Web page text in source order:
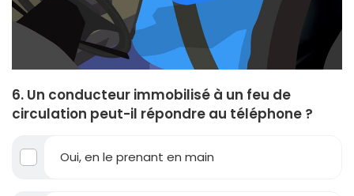
6. Un conducteur immobilisé à un feu de
circulation peut-il répondre au téléphone ?
Oui, en le prenant en main